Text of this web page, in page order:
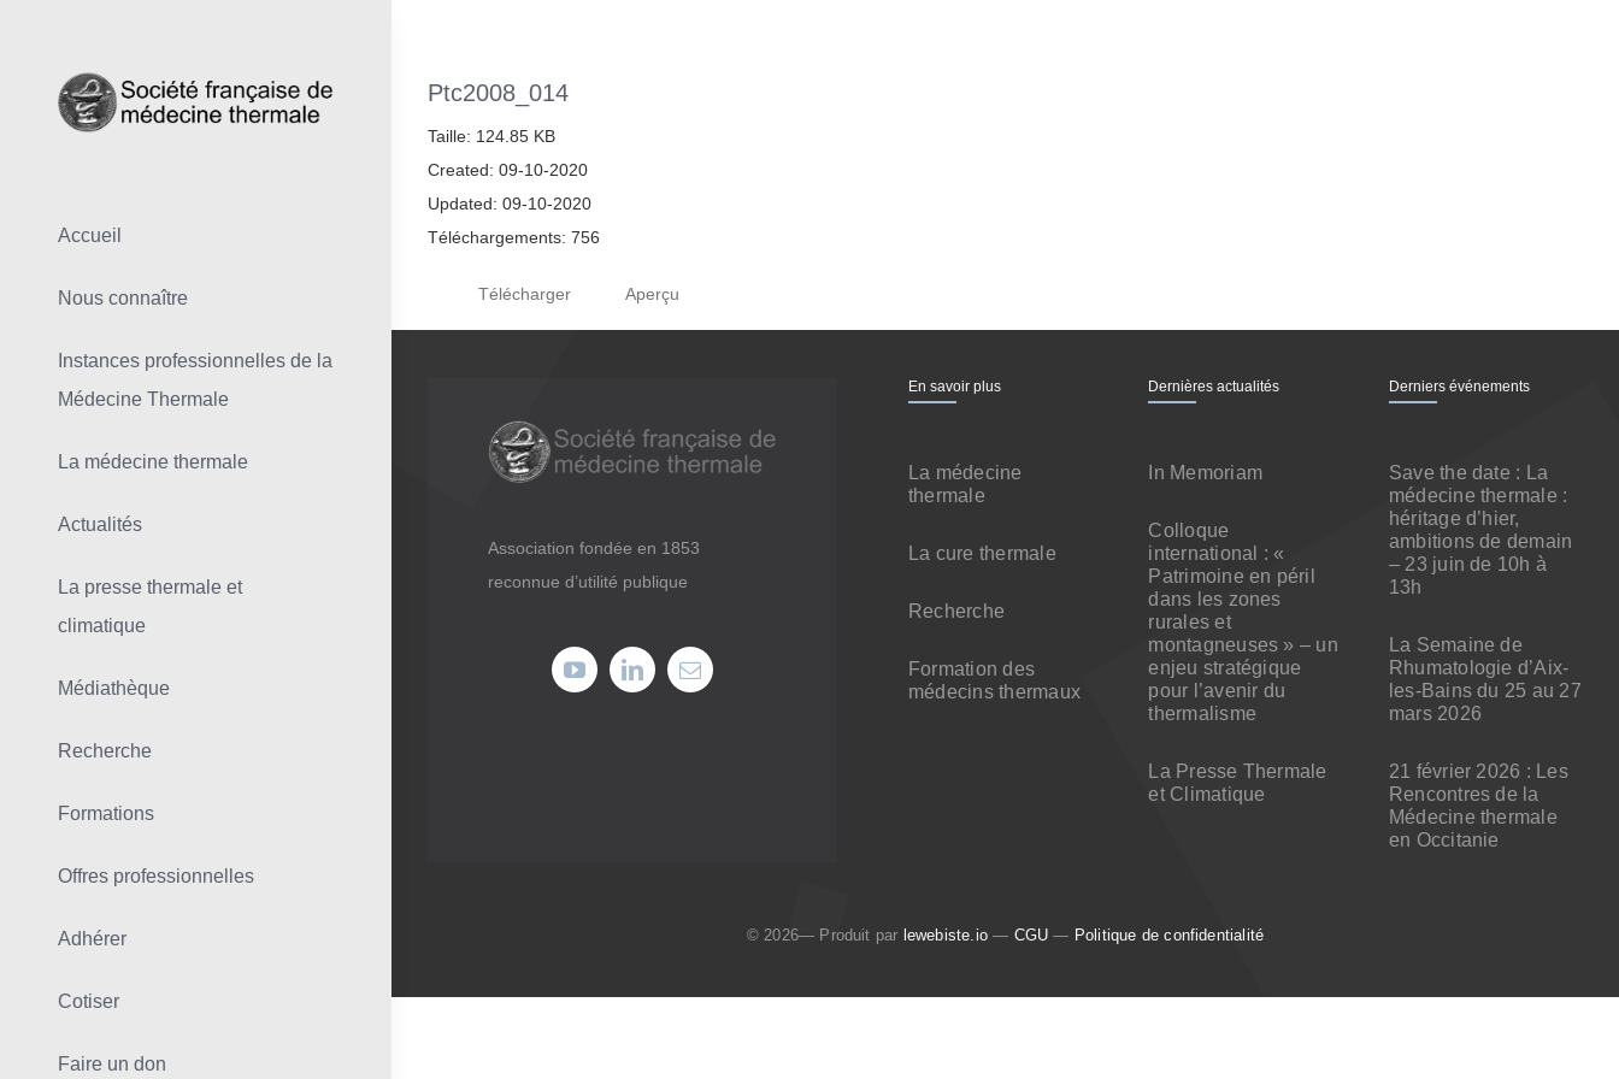
Accueil
Nous connaître
Instances professionnelles de la
Médecine Thermale
La médecine thermale
Actualités
La presse thermale et
climatique
Médiathèque
Recherche
Formations
Offres professionnelles
Adhérer
Cotiser
Faire un don
Ptc2008_014
Taille: 124.85 KB
Created: 09-10-2020
Updated: 09-10-2020
Téléchargements: 756
Télécharger Aperçu
Association fondée en 1853
reconnue d’utilité publique
En savoir plus
La médecine
thermale
La cure thermale
Recherche
Formation des
médecins thermaux
Dernières actualités
In Memoriam
Colloque
international : «
Patrimoine en péril
dans les zones
rurales et
montagneuses » – un
enjeu stratégique
pour l’avenir du
thermalisme
La Presse Thermale
et Climatique
Derniers événements
Save the date : La
médecine thermale :
héritage d’hier,
ambitions de demain
– 23 juin de 10h à
13h
La Semaine de
Rhumatologie d’Aix-
les-Bains du 25 au 27
mars 2026
21 février 2026 : Les
Rencontres de la
Médecine thermale
en Occitanie
© 2026— Produit par lewebiste.io — CGU — Politique de confidentialité